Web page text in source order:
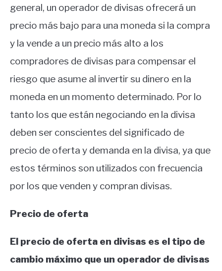
general, un operador de divisas ofrecerá un
precio más bajo para una moneda si la compra
y la vende a un precio más alto a los
compradores de divisas para compensar el
riesgo que asume al invertir su dinero en la
moneda en un momento determinado. Por lo
tanto los que están negociando en la divisa
deben ser conscientes del significado de
precio de oferta y demanda en la divisa, ya que
estos términos son utilizados con frecuencia
por los que venden y compran divisas.
Precio de oferta
El precio de oferta en divisas es el tipo de
cambio máximo que un operador de divisas